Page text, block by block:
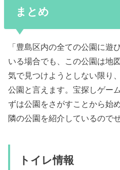
まとめ
「豊島区内の全ての公園に遊
いる場合でも、この公園は地
気で見つけようとしない限り
公園と言えます。宝探しゲー
ずは公園をさがすことから始
隣の公園を紹介しているので
トイレ情報